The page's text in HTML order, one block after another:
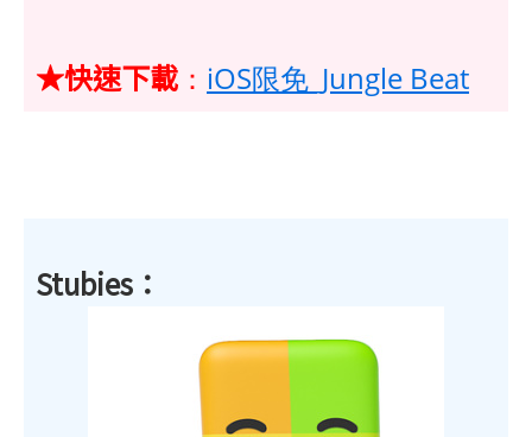
★快速下載 ： iOS限免_Jungle Beat
Stubies：